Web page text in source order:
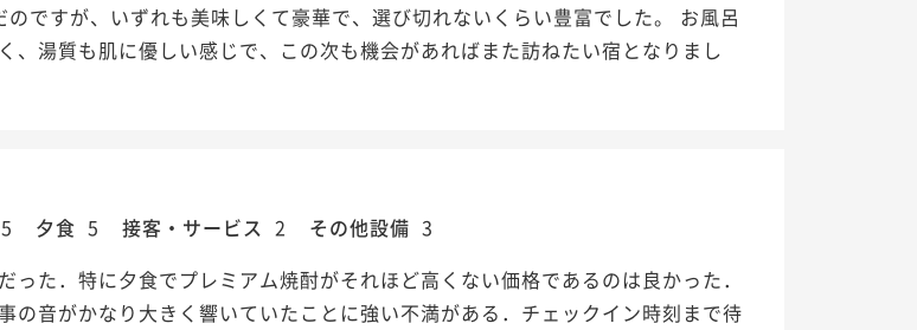
ですが、いずれも美味しくて豪華で、選び切れないくらい豊富でした。 お風呂
、湯質も肌に優しい感じで、この次も機会があればまた訪ねたい宿となりまし
5 夕食 5 接客・サービス 2 その他設備 3
った．特に夕食でプレミアム焼酎がそれほど高くない価格であるのは良かった．
の音がかなり大きく響いていたことに強い不満がある．チェックイン時刻まで待